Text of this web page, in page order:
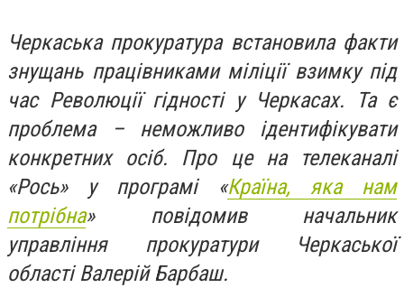
Черкаська прокуратура встановила факти
знущань працівниками міліції взимку під
час Революції гідності у Черкасах. Та є
проблема – неможливо ідентифікувати
конкретних осіб. Про це на телеканалі
«Рось» у програмі «Країна, яка нам
потрібна» повідомив начальник
управління прокуратури Черкаської
області Валерій Барбаш.